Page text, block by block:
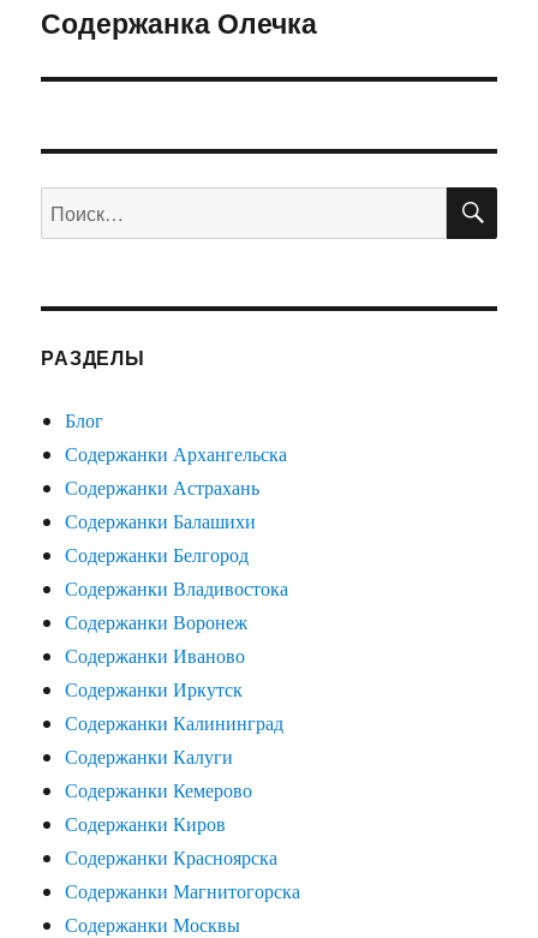
Следующая
Содержанка Олечка
Искать:
РАЗДЕЛЫ
Блог
Содержанки Архангельска
Содержанки Астрахань
Содержанки Балашихи
Содержанки Белгород
Содержанки Владивостока
Содержанки Воронеж
Содержанки Иваново
Содержанки Иркутск
Содержанки Калининград
Содержанки Калуги
Содержанки Кемерово
Содержанки Киров
Содержанки Красноярска
Содержанки Магнитогорска
Содержанки Москвы